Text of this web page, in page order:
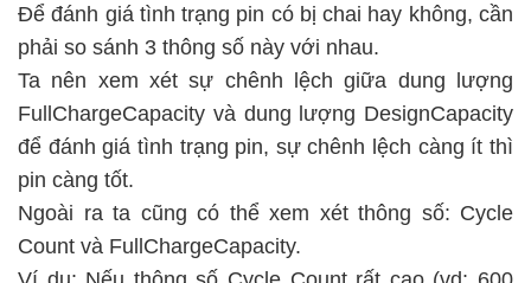
Để đánh giá tình trạng pin có bị chai hay không, cần
phải so sánh 3 thông số này với nhau.
Ta nên xem xét sự chênh lệch giữa dung lượng
FullChargeCapacity và dung lượng DesignCapacity
để đánh giá tình trạng pin, sự chênh lệch càng ít thì
pin càng tốt.
Ngoài ra ta cũng có thể xem xét thông số: Cycle
Count và FullChargeCapacity.